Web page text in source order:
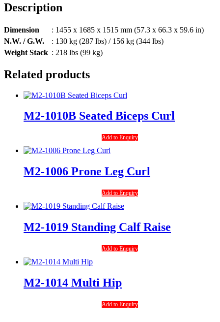
Description
Dimension
: 1455 x 1685 x 1515 mm (57.3 x 66.3 x 59.6 in)
N.W. / G.W.
: 130 kg (287 lbs) / 156 kg (344 lbs)
Weight Stack : 218 lbs (99 kg)
Related products
M2-1010B Seated Biceps Curl
Add to Enquiry
M2-1006 Prone Leg Curl
Add to Enquiry
M2-1019 Standing Calf Raise
Add to Enquiry
M2-1014 Multi Hip
Add to Enquiry